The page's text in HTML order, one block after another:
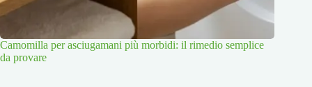
Camomilla per asciugamani più morbidi: il rimedio semplice
da provare